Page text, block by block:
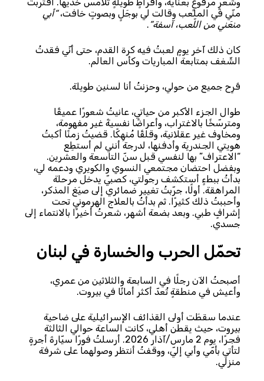
منّي في الملعب وقالت لي بوجَلٍ وبصوتٍ خافت،“أبي
منعَني من اللّعب، آسفة” .
كان ذلك آخر يومٍ لعبتُ فيه كرة القدم، حتى أنّي فقدتُ
الشّغف بمتابعة المباريات وكأس العالم.
فَرِح جميع من حولي، وحزنتُ أنا لسنين طويلة.
طوال الجزء الأكبر من حياتي، عانيتُ شعورًا عميقًا
ومترسّخًا بالاغتراب، وأعراضًا نفسيةً غير مفهومة،
ومخاوف غير عقلانية، وقلقًا مُنهِكًا. قضيتُ زمنًا أكبتُ
هويتي الجندرية وأدفنها، لدرجة أنني لم أستطِع
“الاعتراف” بها لنفسي قبل سنّ التاسعة والعشرين.
وبفضل احتضان مجتمعي النسوي والكويري ودعمه لي،
بدأتُ ببطءٍ أستكشف رجولتي، كصبيّ يدخل مرحلة
المراهقة. أولًا، جرّبتُ تغيير ضمائري إلى صيَغ المذكر،
وأحببتُ ذلك كثيرًا. ثم بدأتُ بالعلاج الهرموني تحت
إشرافٍ طبي. وبعد بضعة أشهر، شعرتُ أخيرًا بالانتماء إلى
جسدي.
تحمّل الحرب والخسارة في لبنان
أصبحتُ الآن رجلًا في السابعة والثلاثين من عمري،
وأعيش في منطقةٍ تُعدّ أكثر أمانًا في بيروت.
عندما سقطَت أولى القذائف الإسرائيلية على ضاحية
بيروت، حيث يقطن أهلي، كانت الساعة حوالي الثالثة
فجرًا، يوم 2 مارس/آذار 2026. أرسلتُ فورًا سيّارةَ أجرةٍ
لتأتي بأمّي وأبي إليّ، ووقفتُ أنتظر وصولهما على شرفة
منزلي.